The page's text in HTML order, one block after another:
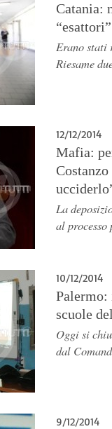
Catania:
Erano stati
Riesame
12/12/2014
Mafia:
La
al
10/12/2014
scuole
Oggi si
dal
9/12/2014